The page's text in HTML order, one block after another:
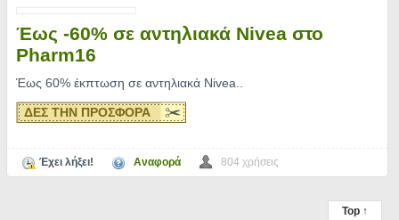
Έως -60% σε αντηλιακά Nivea στο
Pharm16
Έως 60% έκπτωση σε αντηλιακά Nivea
ΔΕΣ ΤΗΝ ΠΡΟΣΦΟΡΑ
Έχει λήξει! Αναφορά 804 χρήσεις
Top ↑